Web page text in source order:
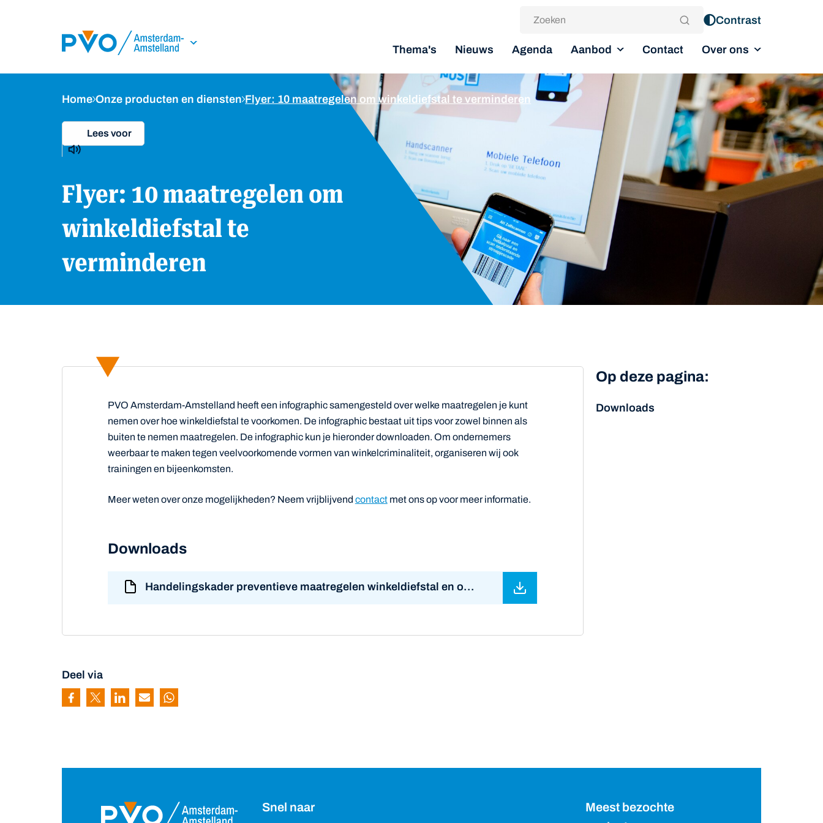
Contrast
Thema's Nieuws Agenda Aanbod Contact Over ons
Home Onze producten en diensten Flyer: 10 maatregelen om winkeldiefstal te verminderen
Lees voor
Flyer: 10 maatregelen om
winkeldiefstal te
verminderen
PVO Amsterdam-Amstelland heeft een infographic samengesteld over welke maatregelen je kunt
nemen over hoe winkeldiefstal te voorkomen. De infographic bestaat uit tips voor zowel binnen als
buiten te nemen maatregelen. De infographic kun je hieronder downloaden. Om ondernemers
weerbaar te maken tegen veelvoorkomende vormen van winkelcriminaliteit, organiseren wij ook
trainingen en bijeenkomsten.
Meer weten over onze mogelijkheden? Neem vrijblijvend contactmet ons op voor meer informatie.
Downloads
Handelingskader preventieve maatregelen winkeldiefstal en overval
Op deze pagina:
Downloads
Deel via
Pagina delen via Facebook
Pagina delen via Twitter
Pagina delen via Linkedin
Pagina delen via Mail
Pagina delen via Whatsapp
Snel naar
Meest bezochte